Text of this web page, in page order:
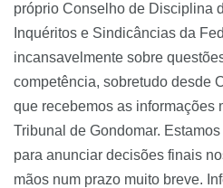
próprio Conselho de Disciplina
Inquéritos e Sindicâncias da
incansavelmente sobre
competência, sobretudo desde
que recebemos as informações
Tribunal de Gondomar.
para anunciar decisões finais
mãos num prazo muito breve.